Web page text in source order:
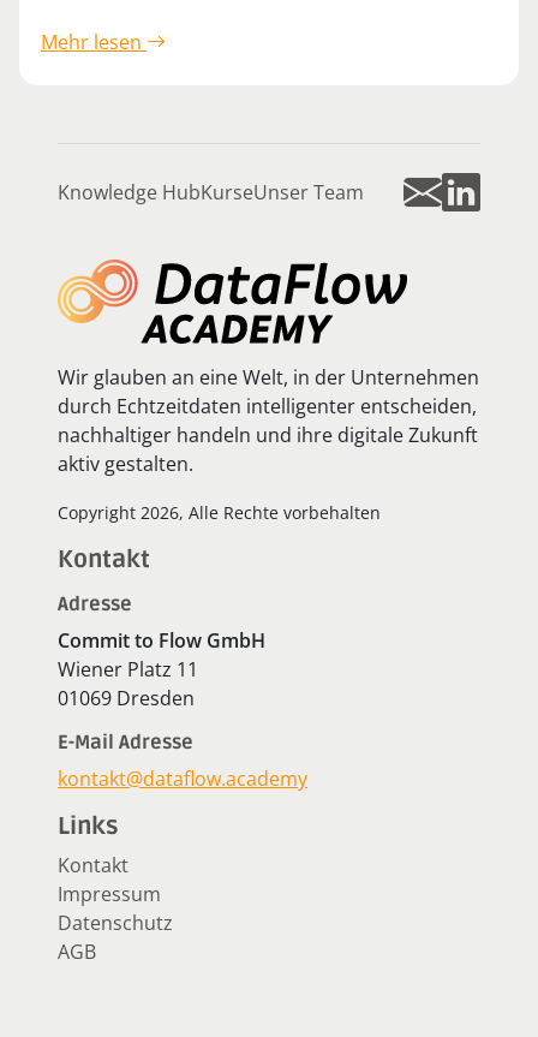
Mehr lesen
Knowledge HubKurseUnser Team
Wir glauben an eine Welt, in der Unternehmen
durch Echtzeitdaten intelligenter entscheiden,
nachhaltiger handeln und ihre digitale Zukunft
aktiv gestalten.
Copyright 2026, Alle Rechte vorbehalten
Kontakt
Adresse
Commit to Flow GmbH
Wiener Platz 11
01069 Dresden
E-Mail Adresse
kontakt@dataflow.academy
Links
Kontakt
Impressum
Datenschutz
AGB